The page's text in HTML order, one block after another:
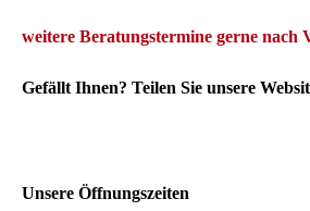
weitere Beratungstermine gerne nach
Gefällt Ihnen? Teilen Sie unsere
Unsere Öffnungszeiten